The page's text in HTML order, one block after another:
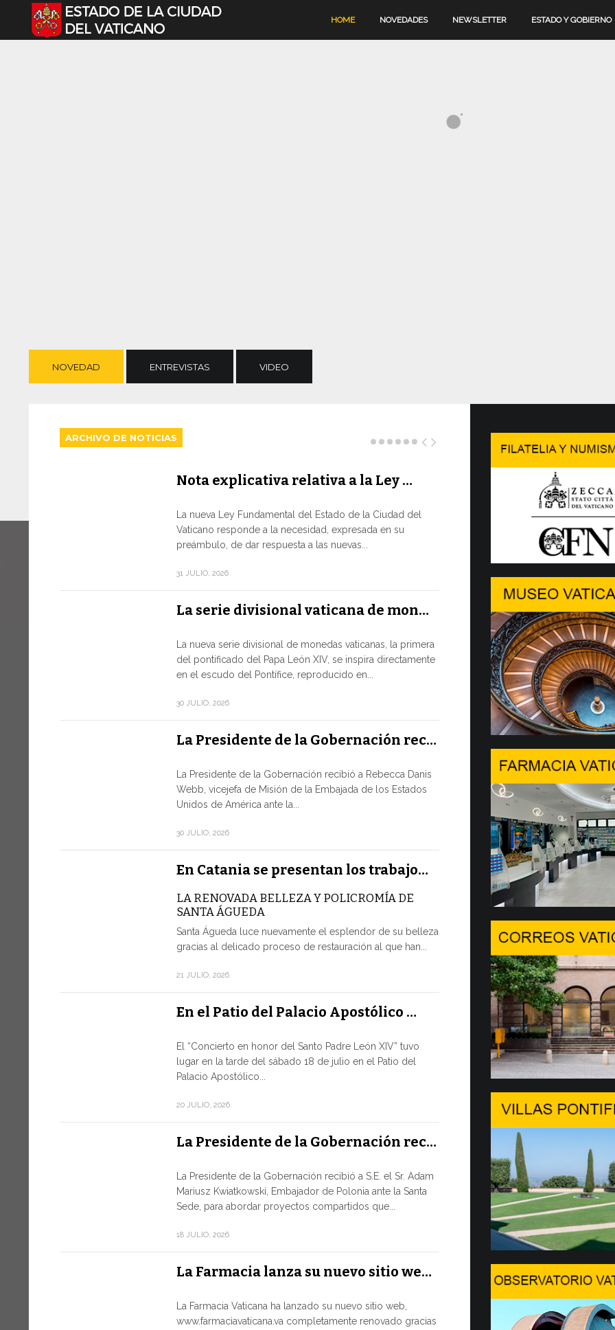
Seleccione su idioma HOME NOVEDADES NEWSLETTER ESTADO Y GOBIERNO
NOVEDAD ENTREVISTAS VIDEO
ARCHIVO DE NOTICIAS
Nota explicativa relativa a la Ley …
La nueva Ley Fundamental del Estado de la Ciudad del
Vaticano responde a la necesidad, expresada en su
preámbulo, de dar respuesta a las nuevas...
31 JULIO, 2026
La serie divisional vaticana de mon…
La nueva serie divisional de monedas vaticanas, la primera
del pontificado del Papa León XIV, se inspira directamente
en el escudo del Pontífice, reproducido en...
30 JULIO, 2026
La Presidente de la Gobernación rec…
La Presidente de la Gobernación recibió a Rebecca Danis
Webb, vicejefa de Misión de la Embajada de los Estados
Unidos de América ante la...
30 JULIO, 2026
En Catania se presentan los trabajo…
LA RENOVADA BELLEZA Y POLICROMÍA DE
SANTA ÁGUEDA
Santa Águeda luce nuevamente el esplendor de su belleza
gracias al delicado proceso de restauración al que han...
21 JULIO, 2026
En el Patio del Palacio Apostólico …
El “Concierto en honor del Santo Padre León XIV” tuvo
lugar en la tarde del sábado 18 de julio en el Patio del
Palacio Apostólico...
20 JULIO, 2026
La Presidente de la Gobernación rec…
La Presidente de la Gobernación recibió a S.E. el Sr. Adam
Mariusz Kwiatkowski, Embajador de Polonia ante la Santa
Sede, para abordar proyectos compartidos que...
18 JULIO, 2026
La Farmacia lanza su nuevo sitio we…
La Farmacia Vaticana ha lanzado su nuevo sitio web,
www.farmaciavaticana.va completamente renovado gracias
…
LA
EN
En un
13 JULIO, 2026
Tres
Desde hoy
Gobernación
10 JULIO, 2026
En
EL USO
NUNCA
TÉCNICA
Uno de los
CMSI 2026,
En
TIEMPOS
En el marco
por la tarde,
9 JULIO, 2026
El
DIÁLOGO
El Papa
su apertura
8 JULIO, 2026
Del 6 al
julio al
7 JULIO, 2026